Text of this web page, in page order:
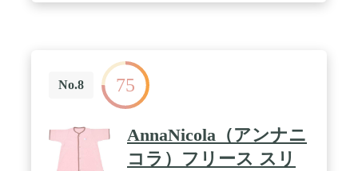
No.8 75
AnnaNicola（アンナニ
コラ）フリース スリ